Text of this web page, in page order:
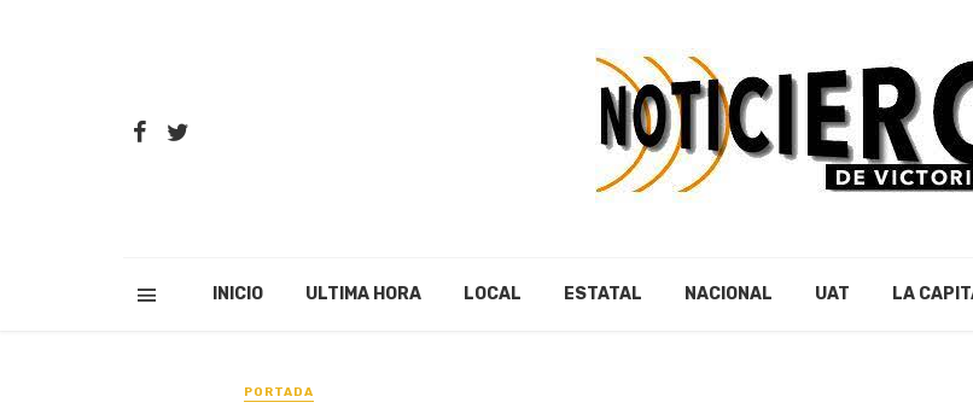
INICIO ULTIMA HORA LOCAL ESTATAL NACIONAL UAT LA
PORTADA